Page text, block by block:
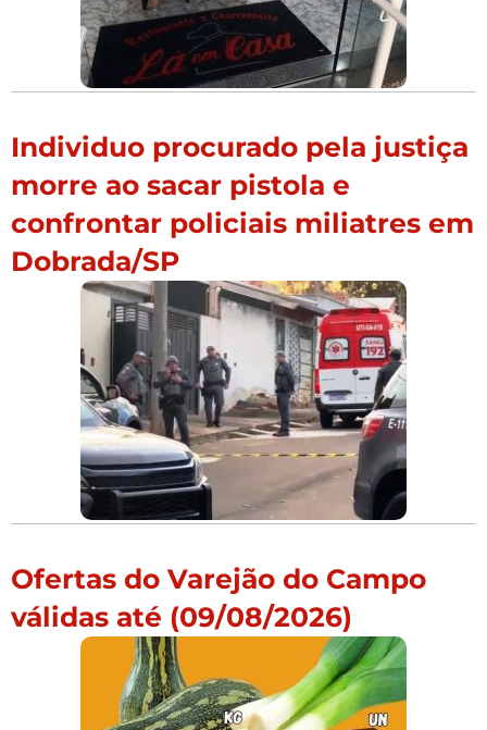
Individuo procurado pela justiça
morre ao sacar pistola e
confrontar policiais miliatres em
Dobrada/SP
Ofertas do Varejão do Campo
válidas até (09/08/2026)